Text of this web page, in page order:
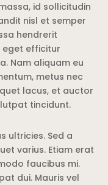
id sollicitudin
nisl et semper
hendrerit
eget efficitur
Nam aliquam eu
metus nec
lacus, et auctor
tincidunt.
ultricies. Sed a
varius. Etiam erat
faucibus mi.
dui. Mauris vel